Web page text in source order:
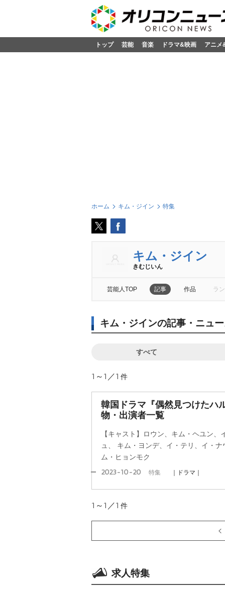
トップ 芸能 音楽 ドラマ&映画 アニメ
ホーム キム・ジイン 特集
キム・ジイン
きむじいん
芸能人TOP 記事 作品 ラ
キム・ジインの記事・ニュ
すべて
1～1／1 件
韓国ドラマ『偶然見つけたハ
物・出演者一覧
【キャスト】ロウン、キム・ヘユン
ュ、 キム・ヨンデ、イ・テリ、イ・
ム・ヒョンモク
2023-10-20 特集 ｜ドラマ｜
1～1／1 件
求人特集